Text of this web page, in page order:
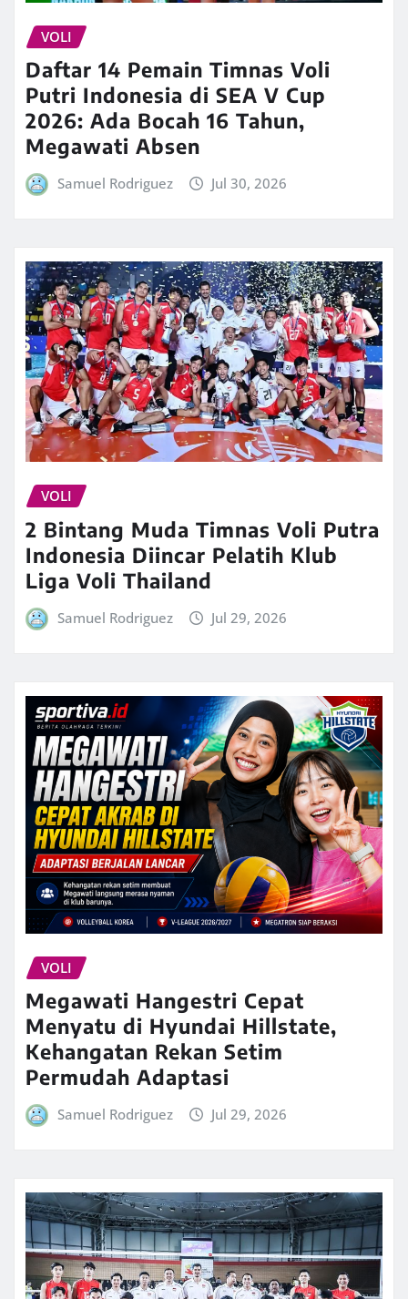
VOLI
Daftar 14 Pemain Timnas Voli
Putri Indonesia di SEA V Cup
2026: Ada Bocah 16 Tahun,
Megawati Absen
Samuel Rodriguez Jul 30, 2026
VOLI
2 Bintang Muda Timnas Voli Putra
Indonesia Diincar Pelatih Klub
Liga Voli Thailand
Samuel Rodriguez Jul 29, 2026
VOLI
Megawati Hangestri Cepat
Menyatu di Hyundai Hillstate,
Kehangatan Rekan Setim
Permudah Adaptasi
Samuel Rodriguez Jul 29, 2026